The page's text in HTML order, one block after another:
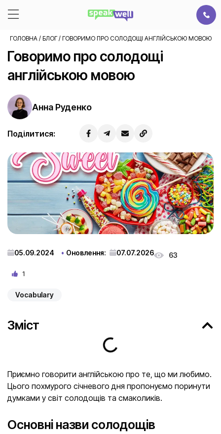
ГОЛОВНА/ БЛОГ/ ГОВОРИМО ПРО СОЛОДОЩІ АНГЛІЙСЬКОЮ МОВОЮ
Говоримо про солодощі
англійською мовою
Анна Руденко
Поділитися:
05.09.2024 Оновлення: 07.07.2026 63
1
Vocabulary
Зміст
Приємно говорити англійською про те, що ми любимо.
Цього похмурого січневого дня пропонуємо поринути
думками у світ солодощів та смаколиків.
Основні назви солодощів